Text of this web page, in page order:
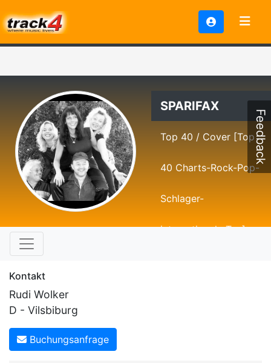
SPARIFAX
Top 40 / Cover [Top
40 Charts-Rock-Pop-
Schlager-
internationale Tan]
Kontakt
Rudi Wolker
D - Vilsbiburg
Buchungsanfrage
Feedback